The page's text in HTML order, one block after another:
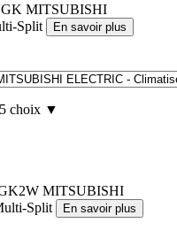
MITSUBISHI
Split
En savoir plus
5 choix ▼
MITSUBISHI
Split
En savoir plus